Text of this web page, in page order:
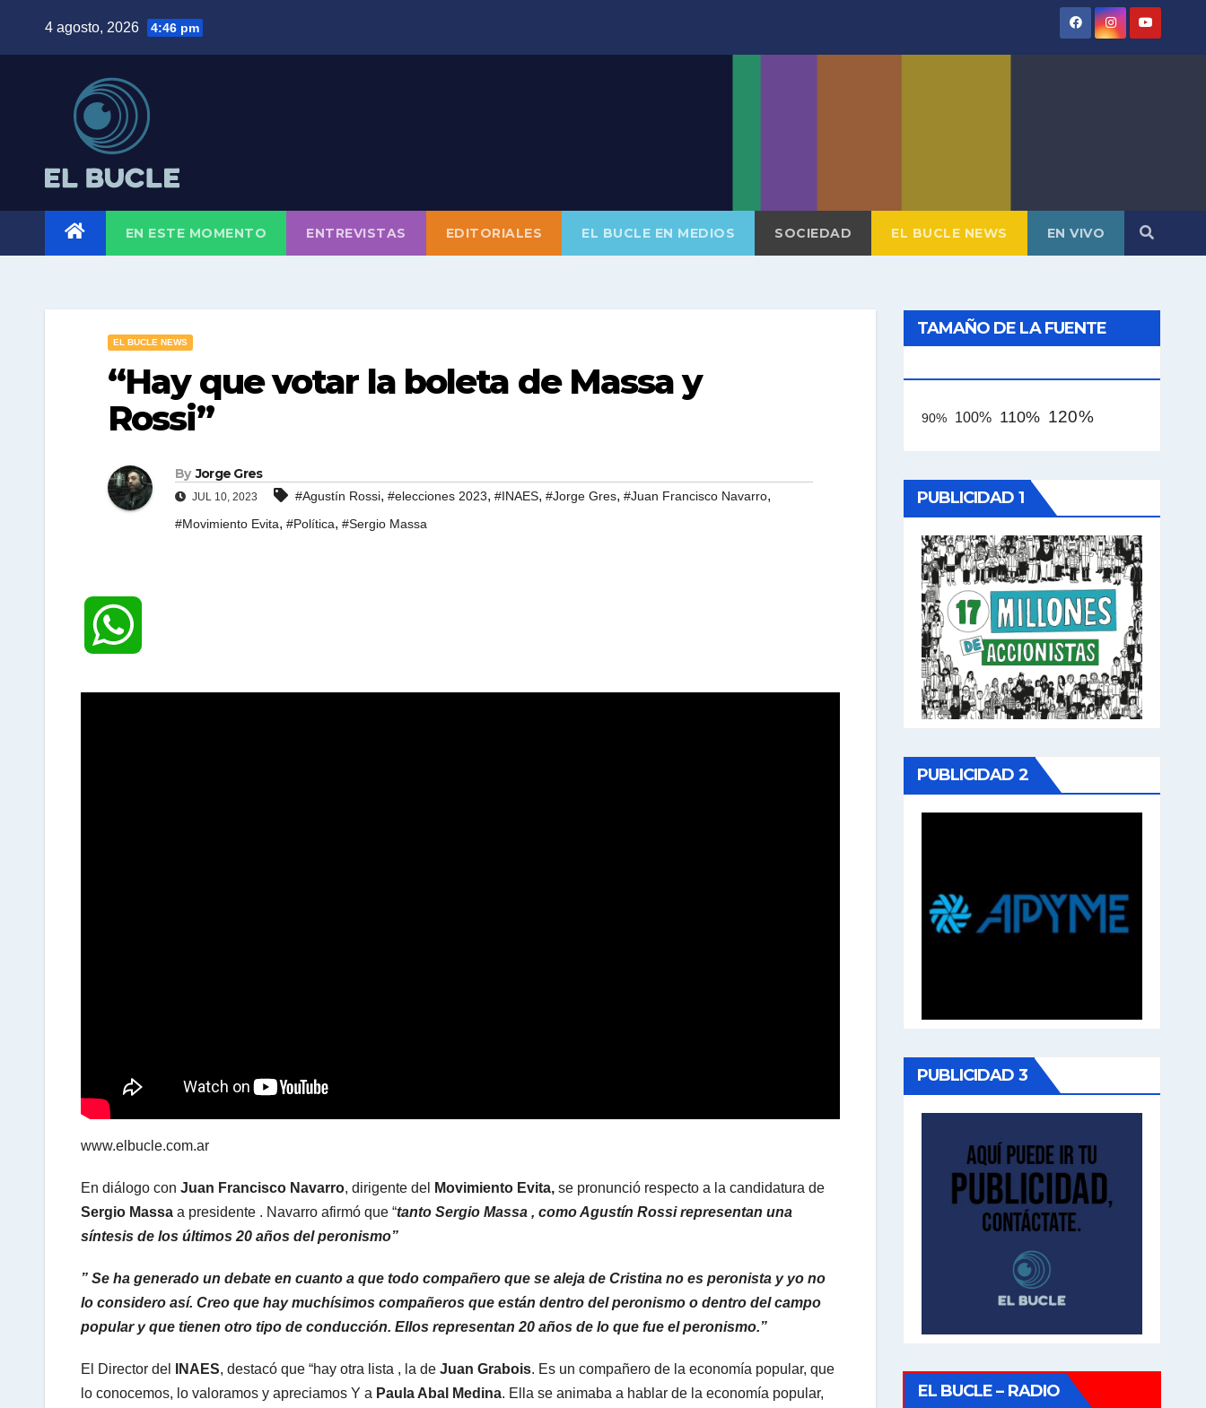
4 agosto, 2026 4:46 pm
EN ESTE MOMENTO ENTREVISTAS EDITORIALES EL BUCLE EN MEDIOS SOCIEDAD EL BUCLE NEWS EN VIVO
EL BUCLE NEWS
“Hay que votar la boleta de Massa y
Rossi”
By Jorge Gres
JUL 10, 2023 #Agustín Rossi, #elecciones 2023, #INAES, #Jorge Gres, #Juan Francisco Navarro,
#Movimiento Evita, #Política, #Sergio Massa
www.elbucle.com.ar
En diálogo con Juan Francisco Navarro, dirigente del Movimiento Evita, se pronunció respecto a la candidatura de
Sergio Massa a presidente . Navarro afirmó que “tanto Sergio Massa , como Agustín Rossi representan una
síntesis de los últimos 20 años del peronismo”
” Se ha generado un debate en cuanto a que todo compañero que se aleja de Cristina no es peronista y yo no
lo considero así. Creo que hay muchísimos compañeros que están dentro del peronismo o dentro del campo
popular y que tienen otro tipo de conducción. Ellos representan 20 años de lo que fue el peronismo.”
El Director del INAES, destacó que “hay otra lista , la de Juan Grabois. Es un compañero de la economía popular, que
lo conocemos, lo valoramos y apreciamos Y a Paula Abal Medina. Ella se animaba a hablar de la economía popular,
TAMAÑO DE LA FUENTE
90% 100% 110% 120%
PUBLICIDAD 1
PUBLICIDAD 2
PUBLICIDAD 3
EL BUCLE – RADIO